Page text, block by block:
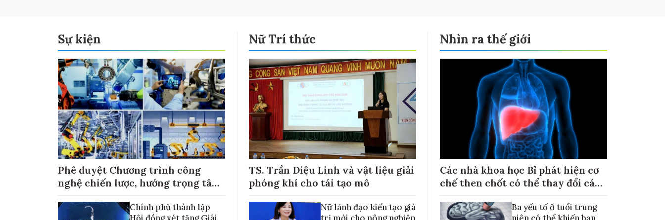
Sự kiện
Phê duyệt Chương trình công
nghệ chiến lược, hướng trọng tâm
Chính phủ thành lập
Nữ Trí thức
TS. Trần Diệu Linh và vật liệu giải
phóng khí cho tái tạo mô
Nữ lãnh đạo kiến tạo giá
Nhìn ra thế giới
Các nhà khoa học Bỉ phát hiện cơ
chế then chốt có thể thay đổi cách
Ba yếu tố ở tuổi trung